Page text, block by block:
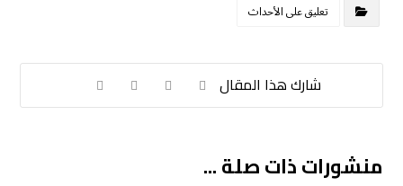
تعليق على الأحداث
منشورات ذات صلة ...